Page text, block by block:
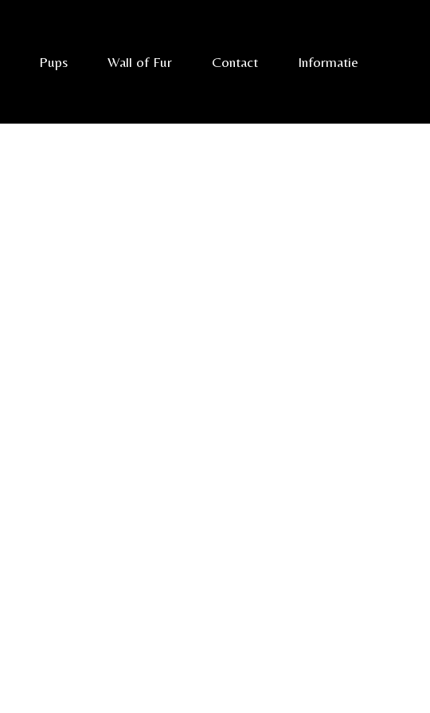
Pups Wall of Fur Contact Informatie